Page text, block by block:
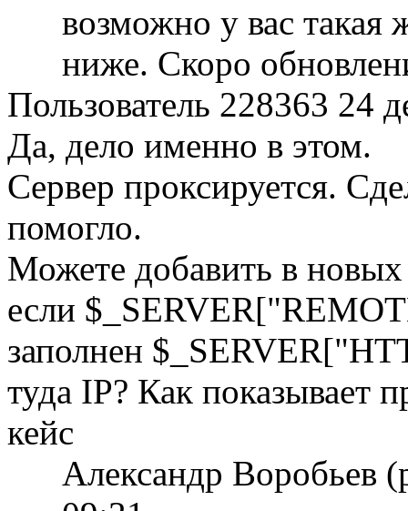
возможно у вас такая
ниже. Скоро
Пользователь 228363 24
Да, дело именно в этом.
Сервер проксируется.
помогло.
Можете добавить в новых
если
заполнен
туда IP? Как показывает
кейс
Александр Воробьев